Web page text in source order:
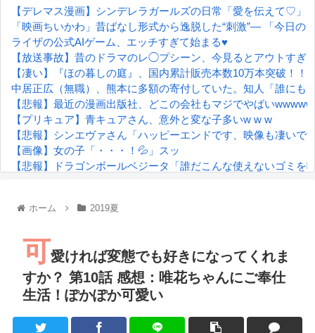
【デレマス漫画】シンデレラガールズの日常「愛を伝えて♡」
「映画ちいかわ」昔ばなし形式から逸脱した“刺激”― 「今日
ライザの公式AIゲーム、エッチすぎて始まる♥
【放送事故】昔のドラマのレ◯プシーン、今見るとアウトすぎ
【凄い】『ほの暮しの庭』、国内累計販売本数10万本突破！！
中居正広（無職）、熊本に多額の寄付していた。知人「誰にも
【悲報】最近の漫画出版社、どこの会社もマジでやばいwwwww
【プリキュア】青キュアさん、意外と変な子多いw w w
【悲報】シンエヴァさん「ハッピーエンドです、映像も凄い
【画像】女の子「・・・！💦」スッ
【悲報】ドラゴンボールベジータ「誰だこんな使えないゴミ
『進撃の巨人』で一番面白いところってｗｗｗｗｗ
るろうに剣心 -明治剣客浪漫譚- 京都動乱 第33話の感想
同盟、帝国、フェザーン。生まれるなら何処がいいか問題！
ホーム 2019夏
可愛ければ変態でも好きになってくれま
すか？ 第10話 感想：唯花ちゃんにご奉仕
生活！ぽかぽか可愛い